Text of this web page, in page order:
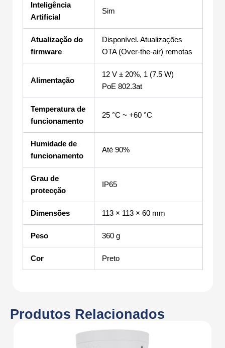
Inteligência
Artificial
Sim
Atualização do
firmware
Disponível. Atualizações
OTA (Over-the-air) remotas
Alimentação
12 V ± 20%, 1 (7.5 W)
PoE 802.3at
Temperatura de
funcionamento
25 °C ~ +60 °C
Humidade de
funcionamento
Até 90%
Grau de
protecção
IP65
Dimensões 113 × 113 × 60 mm
Peso 360 g
Cor Preto
Produtos Relacionados